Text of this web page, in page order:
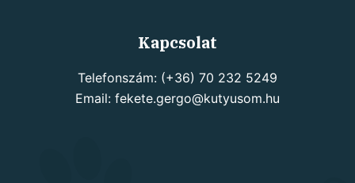
Kapcsolat
Telefonszám: (+36) 70 232 5249
Email: fekete.gergo@kutyusom.hu